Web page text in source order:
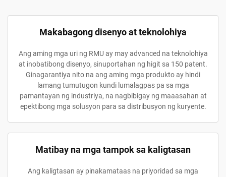
Makabagong disenyo at teknolohiya
Ang aming mga uri ng RMU ay may advanced na teknolohiya
at inobatibong disenyo, sinuportahan ng higit sa 150 patent.
Ginagarantiya nito na ang aming mga produkto ay hindi
lamang tumutugon kundi lumalagpas pa sa mga
pamantayan ng industriya, na nagbibigay ng maaasahan at
epektibong mga solusyon para sa distribusyon ng kuryente.
Matibay na mga tampok sa kaligtasan
Ang kaligtasan ay pinakamataas na priyoridad sa mga